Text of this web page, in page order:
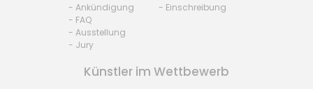
- Ankündigung
- FAQ
- Ausstellung
- Jury
- Einschreibung
Künstler im Wettbewerb